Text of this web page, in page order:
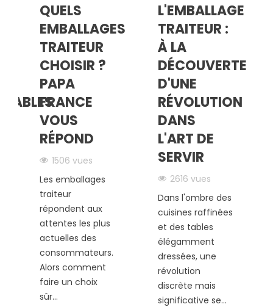
QUELS
EMBALLAGES
TRAITEUR
CHOISIR ?
PAPA
FRANCE
VOUS
RÉPOND
1506 vues
Les emballages
traiteur
répondent aux
attentes les plus
actuelles des
consommateurs.
Alors comment
faire un choix
sûr...
L'EMBALLAGE
TRAITEUR :
À LA
DÉCOUVERTE
D'UNE
RÉVOLUTION
DANS
L'ART DE
SERVIR
2616 vues
Dans l'ombre des
cuisines raffinées
et des tables
élégamment
dressées, une
révolution
discrète mais
significative se...